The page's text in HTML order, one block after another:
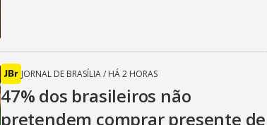
JORNAL DE BRASÍLIA/ HÁ 2 HORAS
47% dos brasileiros não
pretendem comprar presente de